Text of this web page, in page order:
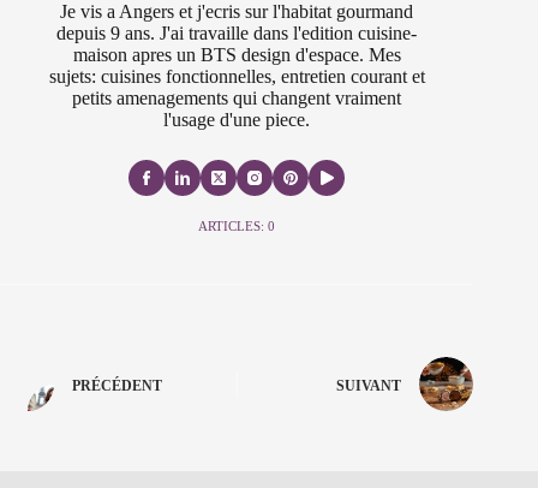
Je vis a Angers et j'ecris sur l'habitat gourmand
depuis 9 ans. J'ai travaille dans l'edition cuisine-
maison apres un BTS design d'espace. Mes
sujets: cuisines fonctionnelles, entretien courant et
petits amenagements qui changent vraiment
l'usage d'une piece.
ARTICLES: 0
PRÉCÉDENT SUIVANT